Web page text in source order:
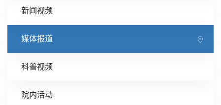
新闻视频
媒体报道
科普视频
院内活动